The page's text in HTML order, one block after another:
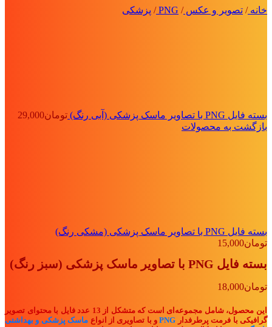
خانه/ تصویر و عکس/
PNG
/ پزشکی
بسته فایل PNG با تصاویر ماسک پزشکی (آبی رنگ) تومان29,000
بازگشت به محصولات
بسته فایل PNG با تصاویر ماسک پزشکی (مشکی رنگ)
تومان15,000
بسته فایل PNG با تصاویر ماسک پزشکی (سبز رنگ)
تومان18,000
این محصول، شامل مجموعه‌ای است که متشکل از 13 عدد فایل با محتوای تصویر
گرافیکی با فرمت پرطرفدار PNGو با تصاویری از انواع ماسک پزشکی و بهداشتی